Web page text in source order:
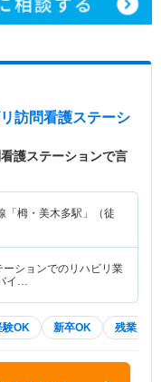
訪問看護ステーシ
護ステーションで言
「栂・美木多駅」（徒
ーションでのリハビリ業
イ…
験OK 新卒OK 残業少な